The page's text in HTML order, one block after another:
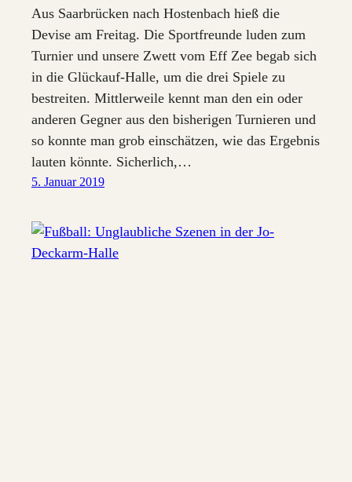
Aus Saarbrücken nach Hostenbach hieß die
Devise am Freitag. Die Sportfreunde luden zum
Turnier und unsere Zwett vom Eff Zee begab sich
in die Glückauf-Halle, um die drei Spiele zu
bestreiten. Mittlerweile kennt man den ein oder
anderen Gegner aus den bisherigen Turnieren und
so konnte man grob einschätzen, wie das Ergebnis
lauten könnte. Sicherlich,…
5. Januar 2019